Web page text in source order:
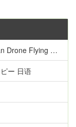
Okgyecheon 中文
ー 日语